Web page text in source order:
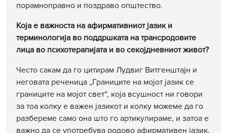
порамноправно и поздраво општество.
Која е важноста на афирмативниот јазик и
терминологија во поддршката на трансродовите
лица во психотерапијата и во секојдневниот живот?
Често сакам да го цитирам Лудвиг Витгенштајн и
неговата реченица „Границите на мојот јазик се
границите на мојот свет“, која всушност ни говори
за тоа колку е важен јазикот и колку можеме да го
разбереме само она што го артикулираме, и затоа е
важно да се употребува родово афирмативен јазик,